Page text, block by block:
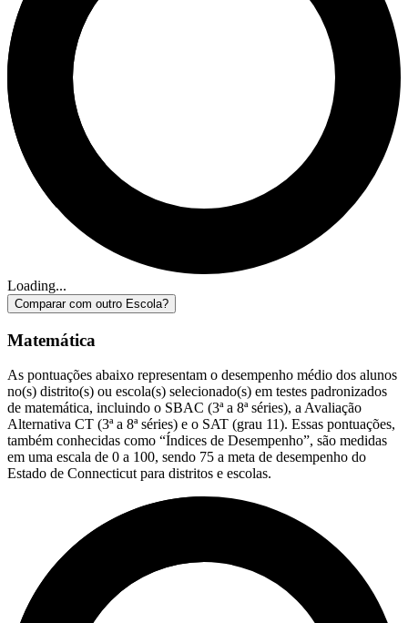
Loading...
Comparar com outro Escola?
Matemática
As pontuações abaixo representam o desempenho médio dos alunos
no(s) distrito(s) ou escola(s) selecionado(s) em testes padronizados
de matemática, incluindo o SBAC (3ª a 8ª séries), a Avaliação
Alternativa CT (3ª a 8ª séries) e o SAT (grau 11). Essas pontuações,
também conhecidas como “Índices de Desempenho”, são medidas
em uma escala de 0 a 100, sendo 75 a meta de desempenho do
Estado de Connecticut para distritos e escolas.